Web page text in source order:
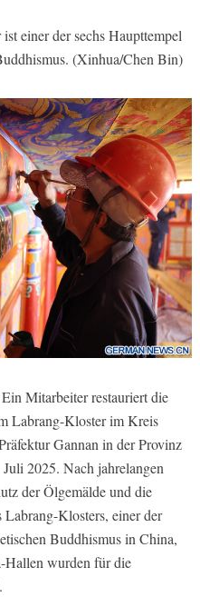
einer der sechs Haupttempel
(Xinhua/Chen Bin)
Mitarbeiter restauriert die
Labrang-Kloster im Kreis
Gannan in der Provinz
2025. Nach jahrelangen
der Ölgemälde und die
Klosters, einer der
Buddhismus in China,
Hallen wurden für die